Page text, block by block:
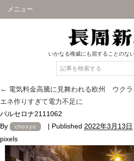
メニュー
いかなる権威にも屈することのな
← 電気料金高騰に見舞われる欧州 ウク
エネ作りすぎて電力不足に
バルセロナ2111062
By
chosyu | Published 2022年3月13日
pixels